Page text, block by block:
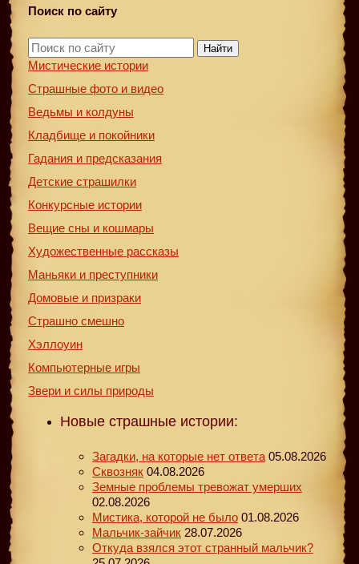
Поиск по сайту
Найти
Мистические истории
Страшные фото и видео
Ведьмы и колдуны
Кладбище и покойники
Гадания и предсказания
Детские страшилки
Конкурсные истории
Вещие сны и кошмары
Художественные рассказы
Маньяки и преступники
Домовые и призраки
Страшно смешно
Хэллоуин
Компьютерные игры
Звери и силы природы
Новые страшные истории:
Загадки, на которые нет ответа 05.08.2026
Сквозняк 04.08.2026
Земные проблемы тревожат умерших
02.08.2026
Мистика, которой не было 01.08.2026
Мальчик-зайчик 28.07.2026
Откуда взялся этот странный мальчик?